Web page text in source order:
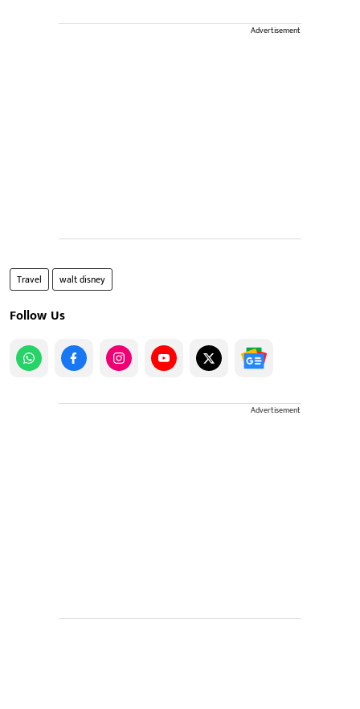
Advertisement
Travel walt disney
Follow Us
Advertisement